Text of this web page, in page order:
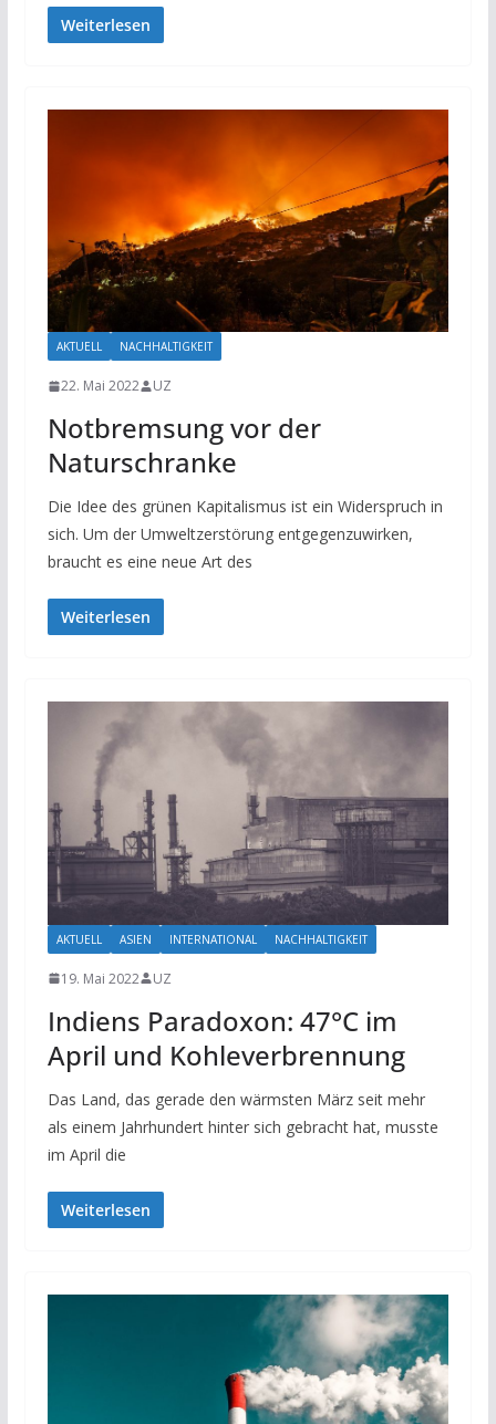
Weiterlesen
AKTUELL NACHHALTIGKEIT
22. Mai 2022 UZ
Notbremsung vor der
Naturschranke
Die Idee des grünen Kapitalismus ist ein Widerspruch in
sich. Um der Umweltzerstörung entgegenzuwirken,
braucht es eine neue Art des
Weiterlesen
AKTUELL ASIEN INTERNATIONAL NACHHALTIGKEIT
19. Mai 2022 UZ
Indiens Paradoxon: 47°C im
April und Kohleverbrennung
Das Land, das gerade den wärmsten März seit mehr
als einem Jahrhundert hinter sich gebracht hat, musste
im April die
Weiterlesen